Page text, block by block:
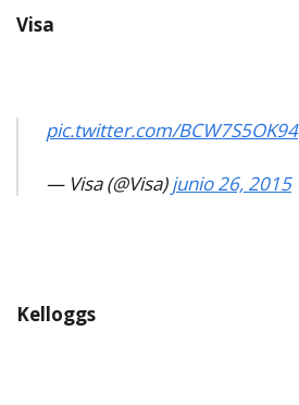
Visa
pic.twitter.com/BCW7S5OK94
— Visa (@Visa)junio 26, 2015
Kelloggs